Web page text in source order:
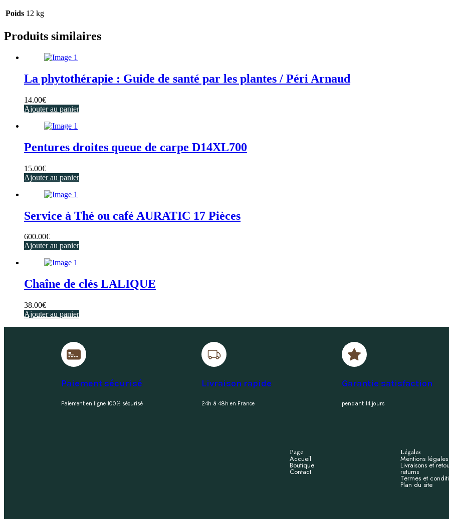
Poids 12 kg
Produits similaires
La phytothérapie : Guide de santé par les plantes / Péri Arnaud
14.00€
Ajouter au panier
Pentures droites queue de carpe D14XL700
15.00€
Ajouter au panier
Service à Thé ou café AURATIC 17 Pièces
600.00€
Ajouter au panier
Chaîne de clés LALIQUE
38.00€
Ajouter au panier
Paiement sécurisé
Paiement en ligne 100% sécurisé
Livraison rapide
24h à 48h en France
Garantie satisfaction
pendant 14 jours
Page
Accueil
Boutique
Contact
Légales
Mentions légales
Livraisons et
returns
Termes et
Plan du site